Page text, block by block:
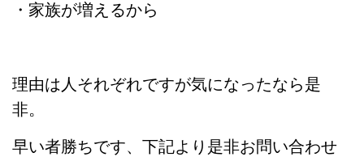
・家族が増えるから
理由は人それぞれですが気になったなら是
非。
早い者勝ちです、下記より是非お問い合わせ